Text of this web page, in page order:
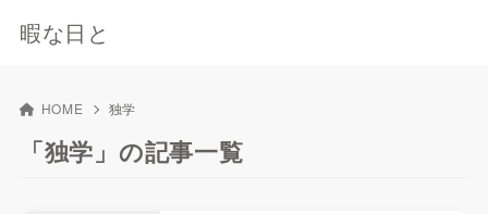
暇な日と
HOME 独学
「独学」の記事一覧